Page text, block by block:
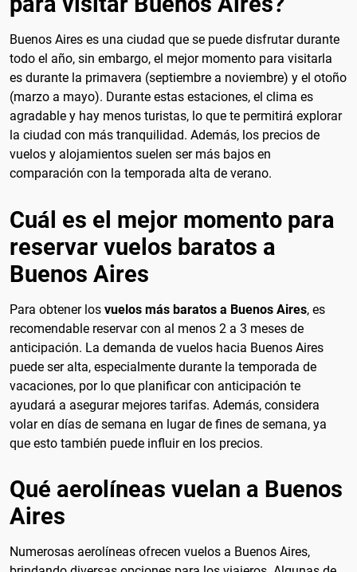
Buenos Aires es una ciudad que se puede disfrutar durante
todo el año, sin embargo, el mejor momento para visitarla
es durante la primavera (septiembre a noviembre) y el otoño
(marzo a mayo). Durante estas estaciones, el clima es
agradable y hay menos turistas, lo que te permitirá explorar
la ciudad con más tranquilidad. Además, los precios de
vuelos y alojamientos suelen ser más bajos en
comparación con la temporada alta de verano.
Cuál es el mejor momento para
reservar vuelos baratos a
Buenos Aires
Para obtener los vuelos más baratos a Buenos Aires, es
recomendable reservar con al menos 2 a 3 meses de
anticipación. La demanda de vuelos hacia Buenos Aires
puede ser alta, especialmente durante la temporada de
vacaciones, por lo que planificar con anticipación te
ayudará a asegurar mejores tarifas. Además, considera
volar en días de semana en lugar de fines de semana, ya
que esto también puede influir en los precios.
Qué aerolíneas vuelan a Buenos
Aires
Numerosas aerolíneas ofrecen vuelos a Buenos Aires,